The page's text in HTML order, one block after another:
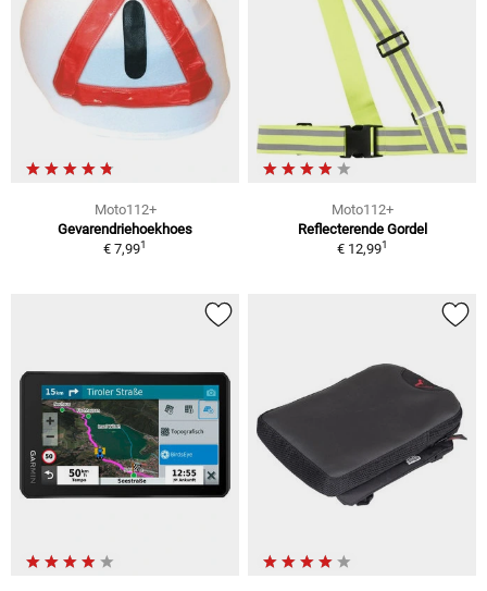
Moto112+
Gevarendriehoekhoes
€ 7,991
Moto112+
Reflecterende Gordel
€ 12,991